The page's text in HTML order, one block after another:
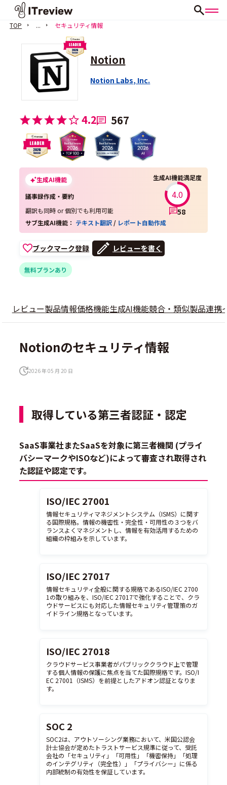
TOP ... セキュリティ情報
Notion
Notion Labs, Inc.
4.2 567
生成AI機能
議事録作成・要約
翻訳も同時 or 個別でも利用可能
生成AI機能満足度
4.0
58
サブ生成AI機能： テキスト翻訳 / レポート自動作成
ブックマーク登録 レビューを書く
無料プランあり
レビュー製品情報価格機能生成AI機能競合・類似製品連携
Notionのセキュリティ情報
2026 年 05 月 20 日
取得している第三者認証・認定
SaaS事業社またSaaSを対象に第三者機関 (プライ
バシーマークやISOなど)によって審査され取得され
た認証や認定です。
ISO/IEC 27001
情報セキュリティマネジメントシステム（ISMS）に関す
る国際規格。情報の機密性・完全性・可用性の３つをバ
ランスよくマネジメントし、情報を有効活用するための
組織の枠組みを示しています。
ISO/IEC 27017
情報セキュリティ全般に関する規格であるISO/IEC 2700
1の取り組みを、ISO/IEC 27017で強化することで、クラ
ウドサービスにも対応した情報セキュリティ管理策のガ
イドライン規格となっています。
ISO/IEC 27018
クラウドサービス事業者がパブリッククラウド上で管理
する個人情報の保護に焦点を当てた国際規格です。ISO/I
EC 27001（ISMS）を前提としたアドオン認証となりま
す。
SOC 2
SOC2は、アウトソーシング業務において、米国公認会
計士協会が定めたトラストサービス規準に従って、受託
会社の「セキュリティ」「可用性」「機密保持」「処理
のインテグリティ（完全性）」「プライバシー」に係る
内部統制の有効性を保証しています。